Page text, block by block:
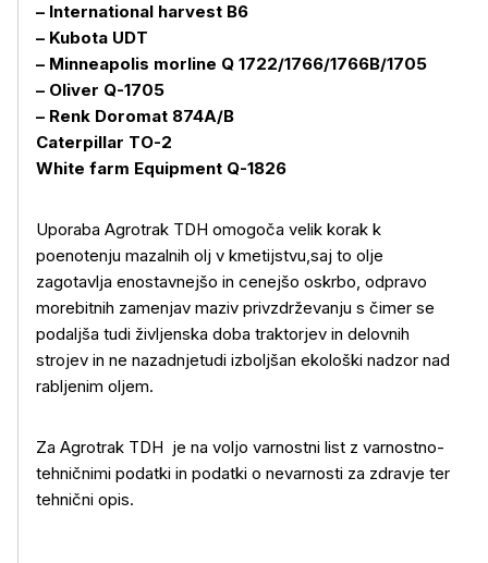
– International harvest B6
– Kubota UDT
– Minneapolis morline Q 1722/1766/1766B/1705
– Oliver Q-1705
– Renk Doromat 874A/B
Caterpillar TO-2
White farm Equipment Q-1826
Uporaba Agrotrak TDH omogoča velik korak k
poenotenju mazalnih olj v kmetijstvu,saj to olje
zagotavlja enostavnejšo in cenejšo oskrbo, odpravo
morebitnih zamenjav maziv privzdrževanju s čimer se
podaljša tudi življenska doba traktorjev in delovnih
strojev in ne nazadnjetudi izboljšan ekološki nadzor nad
rabljenim oljem.
Za Agrotrak TDH je na voljo varnostni list z varnostno-
tehničnimi podatki in podatki o nevarnosti za zdravje ter
tehnični opis.